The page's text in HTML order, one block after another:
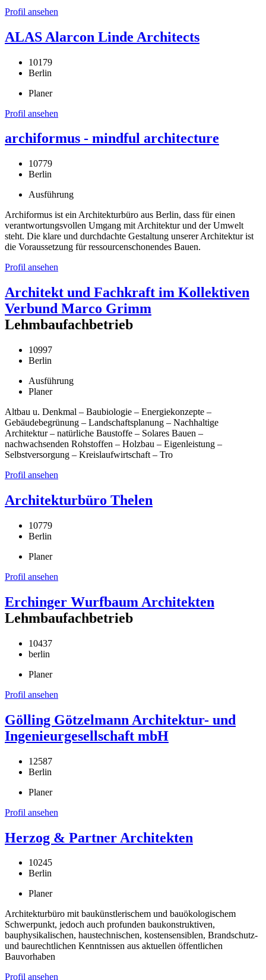
Profil ansehen
ALAS Alarcon Linde Architects
10179
Berlin
Planer
Profil ansehen
archiformus - mindful architecture
10779
Berlin
Ausführung
Archiformus ist ein Architekturbüro aus Berlin, dass für einen
verantwortungsvollen Umgang mit Architektur und der Umwelt
steht. Die klare und durchdachte Gestaltung unserer Architektur ist
die Voraussetzung für ressourcenschonendes Bauen.
Profil ansehen
Architekt und Fachkraft im Kollektiven
Verbund Marco Grimm
Lehmbaufachbetrieb
10997
Berlin
Ausführung
Planer
Altbau u. Denkmal – Baubiologie – Energiekonzepte –
Gebäudebegrünung – Landschaftsplanung – Nachhaltige
Architektur – natürliche Baustoffe – Solares Bauen –
nachwachsenden Rohstoffen – Holzbau – Eigenleistung –
Selbstversorgung – Kreislaufwirtschaft – Tro
Profil ansehen
Architekturbüro Thelen
10779
Berlin
Planer
Profil ansehen
Erchinger Wurfbaum Architekten
Lehmbaufachbetrieb
10437
berlin
Planer
Profil ansehen
Gölling Götzelmann Architektur- und
Ingenieurgesellschaft mbH
12587
Berlin
Planer
Profil ansehen
Herzog & Partner Architekten
10245
Berlin
Planer
Architekturbüro mit baukünstlerischem und bauökologischem
Schwerpunkt, jedoch auch profunden baukonstruktiven,
bauphysikalischen, haustechnischen, kostensensiblen, Brandschutz-
und baurechtlichen Kenntnissen aus aktuellen öffentlichen
Bauvorhaben
Profil ansehen